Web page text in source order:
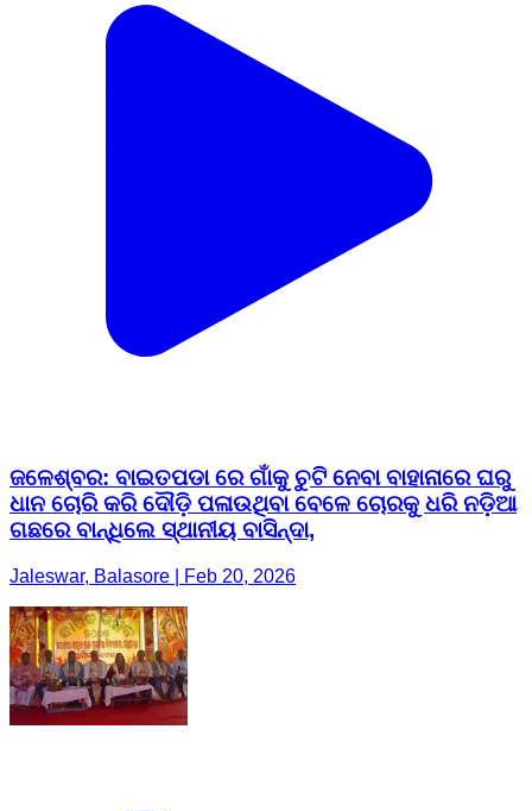
ଜଳେଶ୍ବର: ବାଇତପଡା ରେ ଗାଁକୁ ଚୁଟି ନେବା ବାହାନାରେ ଘରୁ
ଧାନ ଚୋରି କରି ଦୌଡ଼ି ପଳାଉଥିବା ବେଳେ ଚୋରକୁ ଧରି ନଡ଼ିଆ
ଗଛରେ ବାନ୍ଧିଲେ ସ୍ଥାନୀୟ ବାସିନ୍ଦା,
Jaleswar, Balasore | Feb 20, 2026